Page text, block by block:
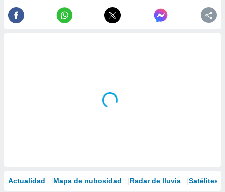
Actualidad Mapa de nubosidad Radar de lluvia Satélites